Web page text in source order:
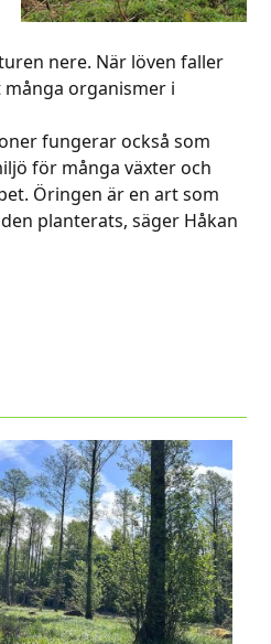
nere. När löven faller
organismer i
fungerar också som
för många växter och
Öringen är en art som
planterats, säger Håkan